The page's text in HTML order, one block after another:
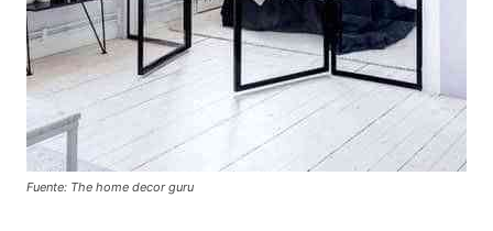
Fuente: The home decor guru